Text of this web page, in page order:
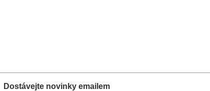
Dostávejte novinky emailem